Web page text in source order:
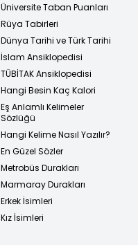
Üniversite Taban Puanları
Rüya Tabirleri
Dünya Tarihi ve Türk Tarihi
İslam Ansiklopedisi
TÜBİTAK Ansiklopedisi
Hangi Besin Kaç Kalori
Eş Anlamlı Kelimeler
Sözlüğü
Hangi Kelime Nasıl Yazılır?
En Güzel Sözler
Metrobüs Durakları
Marmaray Durakları
Erkek İsimleri
Kız İsimleri